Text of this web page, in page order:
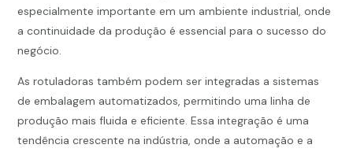
especialmente importante em um ambiente industrial, onde
a continuidade da produção é essencial para o sucesso do
negócio.
As rotuladoras também podem ser integradas a sistemas
de embalagem automatizados, permitindo uma linha de
produção mais fluida e eficiente. Essa integração é uma
tendência crescente na indústria, onde a automação e a